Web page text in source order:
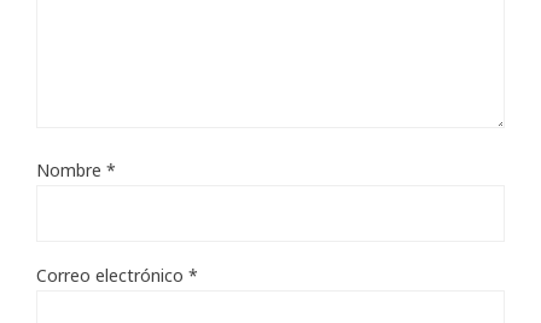
Nombre *
Correo electrónico *